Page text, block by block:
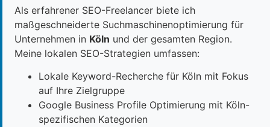
Als erfahrener SEO-Freelancer biete ich
maßgeschneiderte Suchmaschinenoptimierung für
Unternehmen in Köln und der gesamten Region.
Meine lokalen SEO-Strategien umfassen:
Lokale Keyword-Recherche für Köln mit Fokus
auf Ihre Zielgruppe
Google Business Profile Optimierung mit Köln-
spezifischen Kategorien